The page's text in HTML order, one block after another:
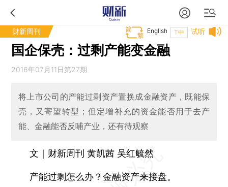
财新周刊 试听
T中
English
国企保壳：过剩产能变金融
2016年07月11日第27期
将上市公司的产能过剩资产置换成金融资产，既能保
壳，又寄望转型；但定增补充的资金能否用于去产
能、金融能否反哺产业，还有待观察
文｜财新周刊 黄凯茜 吴红毓然
产能过剩怎么办？金融资产来接盘。